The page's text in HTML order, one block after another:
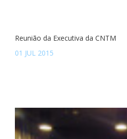
Reunião da Executiva da CNTM
01 JUL 2015